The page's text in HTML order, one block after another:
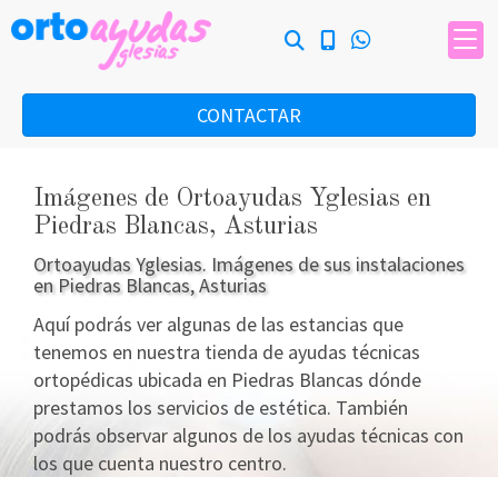
CONTACTAR
Galería principal
Imágenes de Ortoayudas Yglesias en
Piedras Blancas, Asturias
Ortoayudas Yglesias. Imágenes de sus instalaciones
en Piedras Blancas, Asturias
Aquí podrás ver algunas de las estancias que
tenemos en nuestra tienda de ayudas técnicas
ortopédicas ubicada en Piedras Blancas dónde
prestamos los servicios de estética. También
podrás observar algunos de los ayudas técnicas con
los que cuenta nuestro centro.